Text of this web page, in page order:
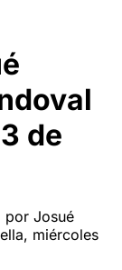
de
por Josué
miércoles